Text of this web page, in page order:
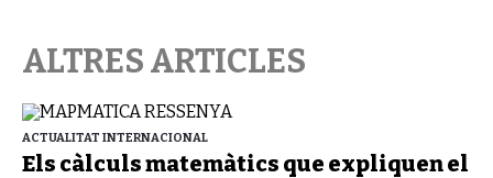
ALTRES ARTICLES
ACTUALITAT INTERNACIONAL
Els càlculs matemàtics que expliquen el